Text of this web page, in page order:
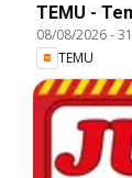
TEMU -
08/08/2026-
TEMU